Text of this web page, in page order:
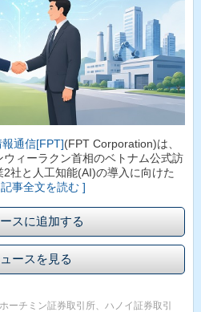
報通信[FPT](FPT Corporation)は、
ィーラクン首相のベトナム公式訪
社と人工知能(AI)の導入に向けた
事全文を読む ]
スに追加する
ースを見る
チミン証券取引所、ハノイ証券取引